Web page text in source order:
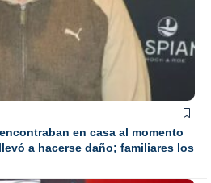
en casa al momento
a hacerse daño; familiares los